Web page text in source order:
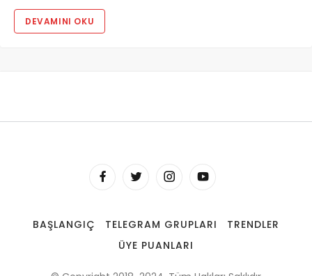
DEVAMINI OKU
BAŞLANGIÇ TELEGRAM GRUPLARI
TRENDLER
ÜYE PUANLARI